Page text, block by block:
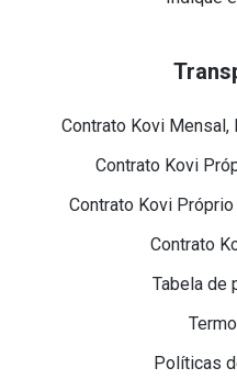
Contrato Kovi Mensal,
Contrato Kovi
Contrato Kovi
Contrato
Tabela de
Políticas